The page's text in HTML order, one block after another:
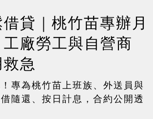
貸｜桃竹苗專辦月
廠勞工與自營商
急
專為桃竹苗上班族、外送員與
隨還、按日計息，合約公開透